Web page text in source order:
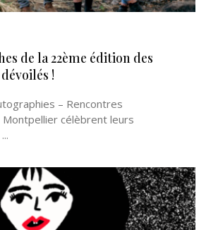
de la 22ème édition des
!
– Rencontres
célèbrent leurs